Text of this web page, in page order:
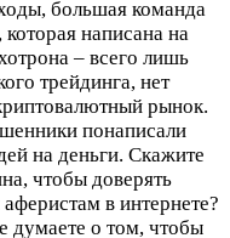
большая команда
написана на
– всего лишь
трейдинга, нет
рынок.
понаписали
на деньги. Скажите
чтобы доверять
в интернете?
думаете о том, чтобы